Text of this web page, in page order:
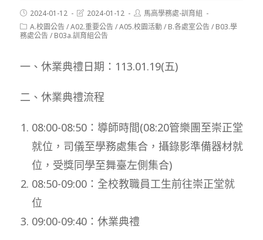
Post
published:
2024-01-12
Post
last
modified:
2024-01-12
Post
author:
馬高學務處-訓育組
Post
category:
A.校園公告/A02.重要公告/A05.校園活動/ B.各處室公告/ B03.學
務處公告/ B03a.訓育組公告
一、休業典禮日期：113.01.19(五)
二、休業典禮流程
08:00-08:50：導師時間(08:20管樂團至崇正堂
就位，司儀至學務處集合，攝錄影準備器材就
位，受獎同學至舞臺左側集合)
08:50-09:00：全校教職員工生前往崇正堂就
位
09:00-09:40：休業典禮